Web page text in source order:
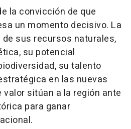
la convicción de que
un momento decisivo. La
sus recursos naturales,
su potencial
su talento
en las nuevas
sitúan a la región ante
para ganar